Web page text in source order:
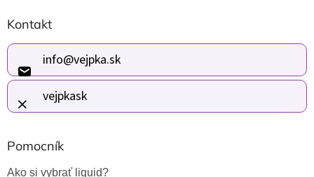
á
p
t
i
e
Kontakt
info@vejpka.sk
vejpkask
Pomocník
Ako si vybrať liquid?